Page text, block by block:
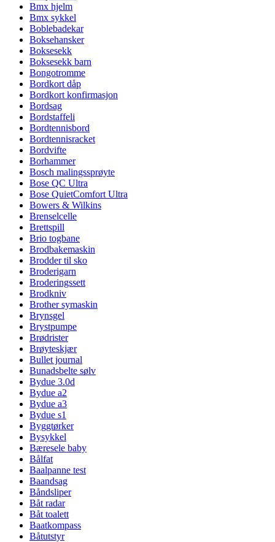
Bmx hjelm
Bmx sykkel
Boblebadekar
Boksehansker
Boksesekk
Boksesekk barn
Bongotromme
Bordkort dåp
Bordkort konfirmasjon
Bordsag
Bordstaffeli
Bordtennisbord
Bordtennisracket
Bordvifte
Borhammer
Bosch malingssprøyte
Bose QC Ultra
Bose QuietComfort Ultra
Bowers & Wilkins
Brenselcelle
Brettspill
Brio togbane
Brodbakemaskin
Brodder til sko
Broderigarn
Broderingssett
Brodkniv
Brother symaskin
Brynsgel
Brystpumpe
Brødrister
Brøyteskjær
Bullet journal
Bunadsbelte sølv
Bydue 3.0d
Bydue a2
Bydue a3
Bydue s1
Byggtørker
Bysykkel
Bæresele baby
Bålfat
Baalpanne test
Baandsag
Båndsliper
Båt radar
Båt toalett
Baatkompass
Båtutstyr